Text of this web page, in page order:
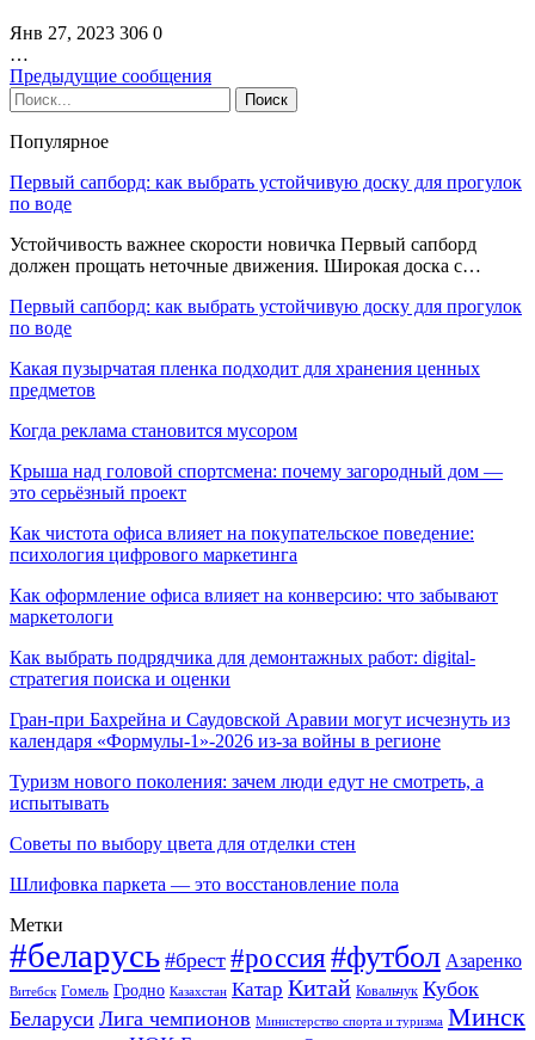
Янв 27, 2023 306 0
…
Предыдущие сообщения
Популярное
Первый сапборд: как выбрать устойчивую доску для прогулок
по воде
Устойчивость важнее скорости новичка Первый сапборд
должен прощать неточные движения. Широкая доска с…
Первый сапборд: как выбрать устойчивую доску для прогулок
по воде
Какая пузырчатая пленка подходит для хранения ценных
предметов
Когда реклама становится мусором
Крыша над головой спортсмена: почему загородный дом —
это серьёзный проект
Как чистота офиса влияет на покупательское поведение:
психология цифрового маркетинга
Как оформление офиса влияет на конверсию: что забывают
маркетологи
Как выбрать подрядчика для демонтажных работ: digital-
стратегия поиска и оценки
Гран-при Бахрейна и Саудовской Аравии могут исчезнуть из
календаря «Формулы-1»-2026 из-за войны в регионе
Туризм нового поколения: зачем люди едут не смотреть, а
испытывать
Советы по выбору цвета для отделки стен
Шлифовка паркета — это восстановление пола
Метки
#беларусь #брест #россия#футбол Азаренко
Витебск Гомель Гродно Казахстан Катар Китай Ковальчук Кубок
Беларуси Лига чемпионов Министерство спорта и туризма Минск